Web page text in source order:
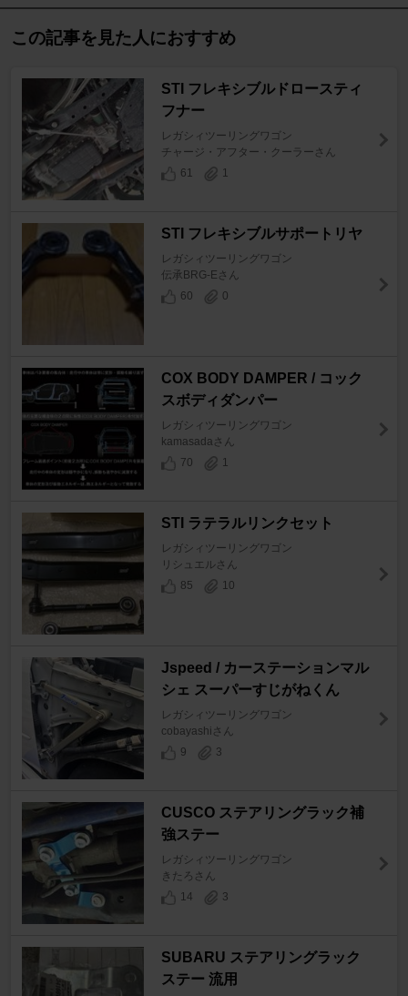
この記事を見た人におすすめ
STI フレキシブルドロースティ
フナー
レガシィツーリングワゴン
チャージ・アフター・クーラーさん
61
1
STI フレキシブルサポートリヤ
レガシィツーリングワゴン
伝承BRG-Eさん
60
0
COX BODY DAMPER / コック
スボディダンパー
レガシィツーリングワゴン
kamasadaさん
70
1
STI ラテラルリンクセット
レガシィツーリングワゴン
リシュエルさん
85
10
Jspeed / カーステーションマル
シェ スーパーすじがねくん
レガシィツーリングワゴン
cobayashiさん
9
3
CUSCO ステアリングラック補
強ステー
レガシィツーリングワゴン
きたろさん
14
3
SUBARU ステアリングラック
ステー 流用